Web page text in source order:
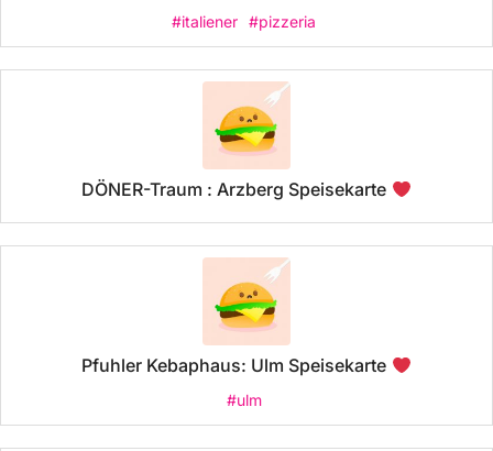
#italiener #pizzeria
DÖNER-Traum : Arzberg Speisekarte
Pfuhler Kebaphaus: Ulm Speisekarte
#ulm